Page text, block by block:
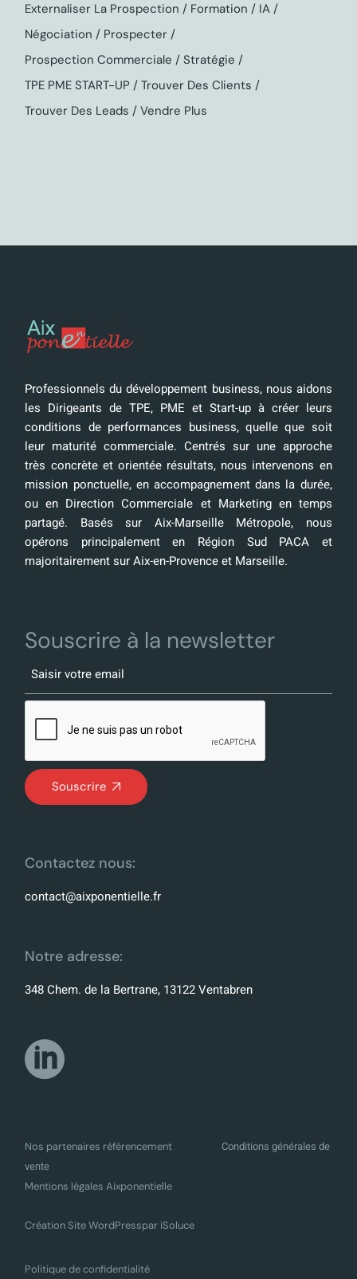
Externaliser La Prospection
Formation
IA
Négociation
Prospecter
Prospection Commerciale
Stratégie
TPE PME START-UP
Trouver Des Clients
Trouver Des Leads
Vendre Plus
Professionnels du développement business, nous aidons
les Dirigeants de TPE, PME et Start-up à créer leurs
conditions de performances business, quelle que soit
leur maturité commerciale. Centrés sur une approche
très concrète et orientée résultats, nous intervenons en
mission ponctuelle, en accompagnement dans la durée,
ou en Direction Commerciale et Marketing en temps
partagé. Basés sur Aix-Marseille Métropole, nous
opérons principalement en Région Sud PACA et
majoritairement sur Aix-en-Provence et Marseille.
Souscrire à la newsletter
Souscrire
Contactez nous:
contact@aixponentielle.fr
Notre adresse:
348 Chem. de la Bertrane, 13122 Ventabren
Nos partenaires référencement
Conditions générales de
vente
Mentions légales Aixponentielle
Création Site WordPresspar iSoluce
Politique de confidentialité